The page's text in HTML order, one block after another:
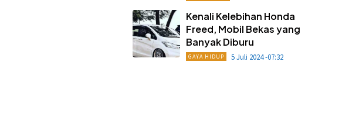
Kenali Kelebihan Honda
Freed, Mobil Bekas yang
Banyak Diburu
GAYA HIDUP 5 Juli 2024 -07:32